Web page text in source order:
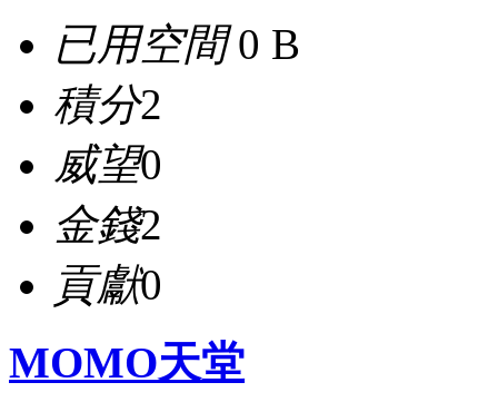
已用空間0 B
積分2
威望0
金錢2
貢獻0
MOMO天堂